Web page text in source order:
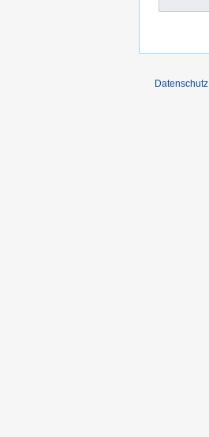
Datenschutz